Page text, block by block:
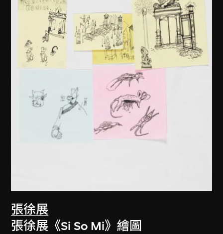
張徐展
張徐展《Si So Mi》繪圖